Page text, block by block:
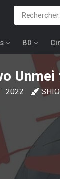
BD
Unmei
2022